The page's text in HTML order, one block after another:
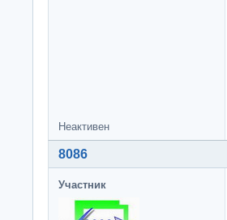
Неактивен
8086
Участник